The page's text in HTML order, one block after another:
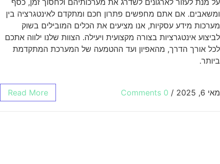
על מנת לעזור לארגונים לשדרג את מערכותיהם ולחסוך זמן, כסף
ומשאבים. אם אתם מחפשים פתרון חכם ומתקדם לאינטגרציה בין
מערכות מידע עסקיות, אנו מציעים את הכלים המובילים בשוק
לביצוע אינטגרציות בצורה מקצועית ויעילה. הצוות שלנו ילווה אתכם
לכל אורך הדרך, מהאפיון ועד ההטמעה של המערכת המתקדמת
ביותר.
מאי 6, 2025 /
0 Comments
Read More